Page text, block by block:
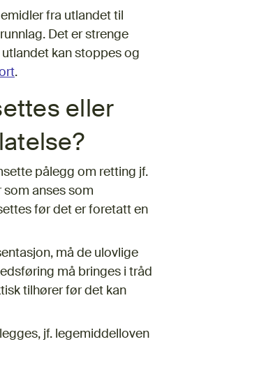
fra utlandet til
Det er strenge
kan stoppes og
.
eller
pålegg om retting jf.
anses som
før det er foretatt en
må de ulovlige
må bringes i tråd
tilhører før det kan
jf. legemiddelloven